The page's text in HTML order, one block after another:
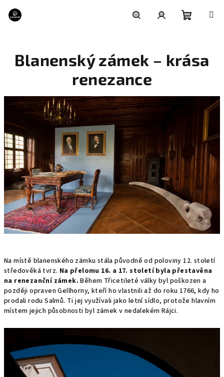
obsah
košík
Blanenský zámek – krása
renezance
Na místě blanenského zámku stála původně od poloviny 12. století
středověká tvrz. Na přelomu 16. a 17. století byla přestavěna
na renezanční zámek. Během Třicetileté války byl poškozen a
později opraven Gellhorny, kteří ho vlastnili až do roku 1766, kdy ho
prodali rodu Salmů. Ti jej využívali jako letní sídlo, protože hlavním
místem jejich působnosti byl zámek v nedalekém Rájci.